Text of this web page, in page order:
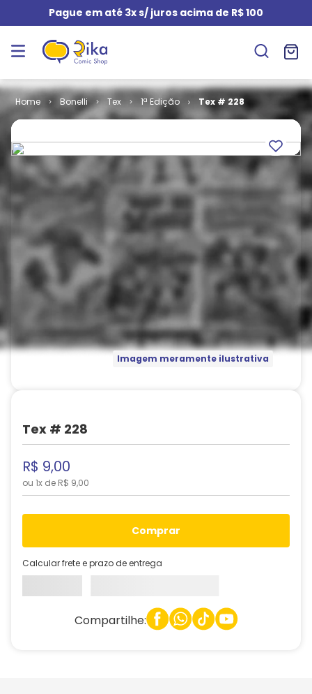
Pague em até 3x s/ juros acima de R$ 100
Bonelli Tex 1ª Edição Tex # 228
Imagem meramente ilustrativa
Tex # 228
R$ 9,00
ou 1x de R$ 9,00
comprar
Calcular frete e prazo de entrega
Compartilhe: